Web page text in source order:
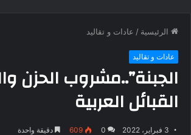
الرئيسية / عادات و تقاليد
عادات و تقاليد
الجبنة”..مشروب الحزن
القبائل العربية
3 فبراير، 2022 0
609 دقيقة واحدة